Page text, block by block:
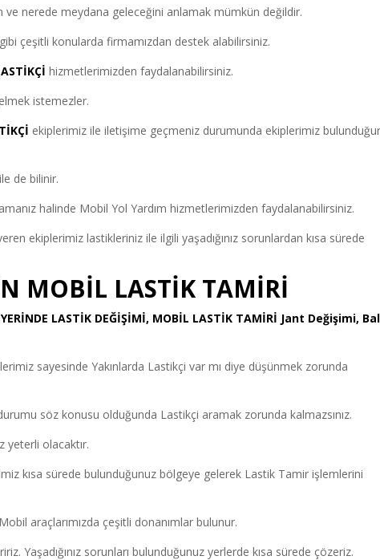
ve nerede meydana geleceğini anlamak mümkün değildir.
çeşitli konularda firmamızdan destek alabilirsiniz.
hizmetlerimizden faydalanabilirsiniz.
istemezler.
ekiplerimiz ile iletişime geçmeniz durumunda ekiplerimiz
de bilinir.
halinde Mobil Yol Yardım hizmetlerimizden faydalanabilirsiniz.
ekiplerimiz lastikleriniz ile ilgili yaşadığınız sorunlardan kısa sürede
MOBİL LASTİK TAMİRİ
LASTİK DEĞİŞİMİ, MOBİL LASTİK TAMİRİ Jant Değişimi,
sayesinde Yakınlarda Lastikçi var mı diye düşünmek zorunda
söz konusu olduğunda Lastikçi aramak zorunda kalmazsınız.
yeterli olacaktır.
kısa sürede bulunduğunuz bölgeye gelerek Lastik Tamir işlemlerini
araçlarımızda çeşitli donanımlar bulunur.
Yaşadığınız sorunları bulunduğunuz yerlerde kısa sürede çözeriz.